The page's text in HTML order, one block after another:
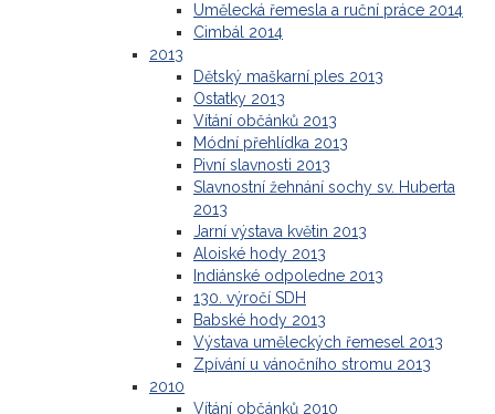
Umělecká řemesla a ruční práce 2014
Cimbál 2014
2013
Dětský maškarní ples 2013
Ostatky 2013
Vítání občánků 2013
Módní přehlídka 2013
Pivní slavnosti 2013
Slavnostní žehnání sochy sv. Huberta
2013
Jarní výstava květin 2013
Aloiské hody 2013
Indiánské odpoledne 2013
130. výročí SDH
Babské hody 2013
Výstava uměleckých řemesel 2013
Zpívání u vánočního stromu 2013
2010
Vítání občánků 2010